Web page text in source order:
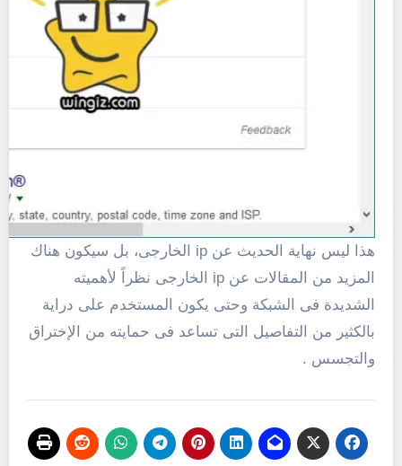
هذا ليس نهاية الحديث عن ip الخارجى، بل سيكون هناك
المزيد من المقالات عن ip الخارجى نظراً لأهميته
الشديدة فى الشبكة وحتى يكون المستخدم على دراية
بالكثير من التفاصيل التى تساعد فى حمايته من الإختراق
والتجسس .